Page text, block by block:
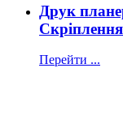
Друк
Перейти ...